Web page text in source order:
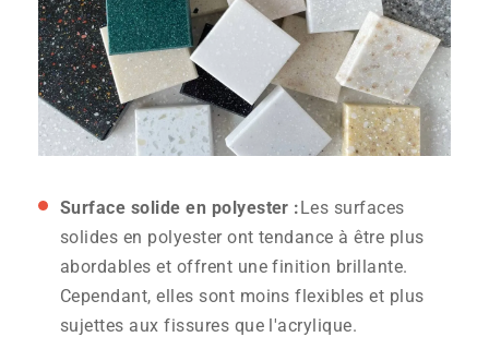
Surface solide en polyester :Les surfaces
solides en polyester ont tendance à être plus
abordables et offrent une finition brillante.
Cependant, elles sont moins flexibles et plus
sujettes aux fissures que l'acrylique.